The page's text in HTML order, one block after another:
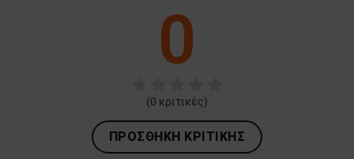
0
(0 κριτικές)
ΠΡΟΣΘΉΚΗ ΚΡΙΤΙΚΉΣ